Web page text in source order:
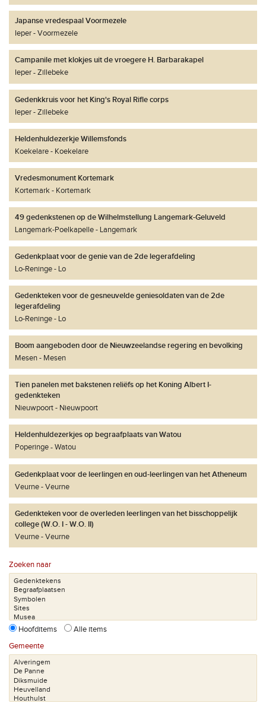
Japanse vredespaal Voormezele
Ieper
Voormezele
Campanile met klokjes uit de vroegere H. Barbarakapel
Ieper
Zillebeke
Gedenkkruis voor het King's Royal Rifle corps
Ieper
Zillebeke
Heldenhuldezerkje Willemsfonds
Koekelare
Koekelare
Vredesmonument Kortemark
Kortemark
Kortemark
49 gedenkstenen op de Wilhelmstellung Langemark-Geluveld
Langemark-Poelkapelle
Langemark
Gedenkplaat voor de genie van de 2de legerafdeling
Lo-Reninge
Lo
Gedenkteken voor de gesneuvelde geniesoldaten van de 2de
legerafdeling
Lo-Reninge
Lo
Boom aangeboden door de Nieuwzeelandse regering en bevolking
Mesen
Mesen
Tien panelen met bakstenen reliëfs op het Koning Albert I-
gedenkteken
Nieuwpoort
Nieuwpoort
Heldenhuldezerkjes op begraafplaats van Watou
Poperinge
Watou
Gedenkplaat voor de leerlingen en oud-leerlingen van het Atheneum
Veurne
Veurne
Gedenkteken voor de overleden leerlingen van het bisschoppelijk
college (W.O. I - W.O. II)
Veurne
Veurne
Zoeken naar
Hoofditems
Alle items
Gemeente